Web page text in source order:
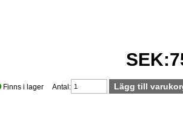
Finns i lager Antal: